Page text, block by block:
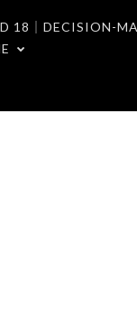
18｜DECISION-